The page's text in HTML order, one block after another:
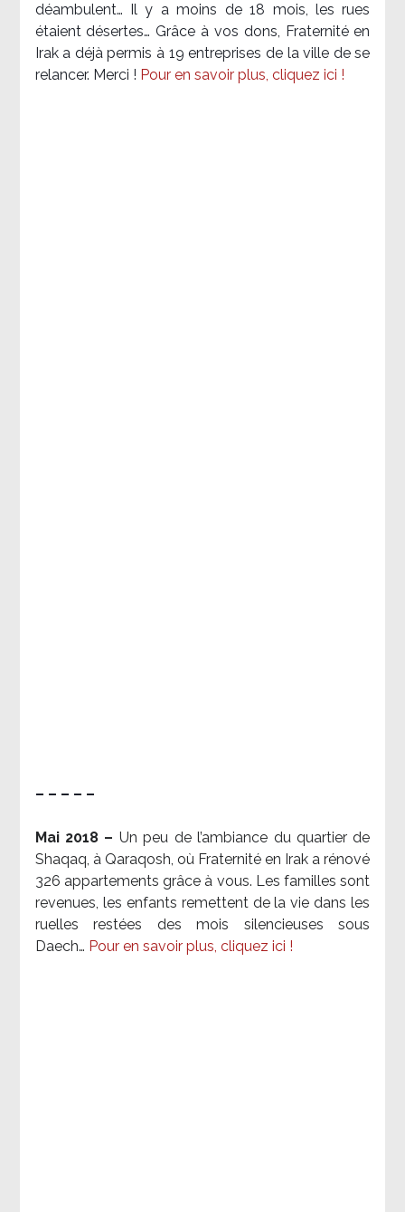
déambulent… Il y a moins de 18 mois, les rues
étaient désertes… Grâce à vos dons, Fraternité en
Irak a déjà permis à 19 entreprises de la ville de se
relancer. Merci ! Pour en savoir plus, cliquez ici !
– – – – –
Mai 2018 – Un peu de l’ambiance du quartier de
Shaqaq, à Qaraqosh, où Fraternité en Irak a rénové
326 appartements grâce à vous. Les familles sont
revenues, les enfants remettent de la vie dans les
ruelles restées des mois silencieuses sous
Daech… Pour en savoir plus, cliquez ici !